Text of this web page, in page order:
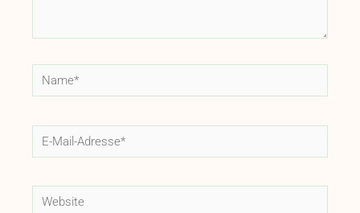
Name*
Mail-
Website